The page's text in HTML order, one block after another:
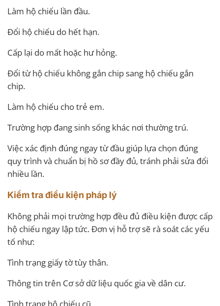
Làm hộ chiếu lần đầu.
Đổi hộ chiếu do hết hạn.
Cấp lại do mất hoặc hư hỏng.
Đổi từ hộ chiếu không gắn chip sang hộ chiếu gắn
chip.
Làm hộ chiếu cho trẻ em.
Trường hợp đang sinh sống khác nơi thường trú.
Việc xác định đúng ngay từ đầu giúp lựa chọn đúng
quy trình và chuẩn bị hồ sơ đầy đủ, tránh phải sửa đổi
nhiều lần.
Kiểm tra điều kiện pháp lý
Không phải mọi trường hợp đều đủ điều kiện được cấp
hộ chiếu ngay lập tức. Đơn vị hỗ trợ sẽ rà soát các yếu
tố như:
Tình trạng giấy tờ tùy thân.
Thông tin trên Cơ sở dữ liệu quốc gia về dân cư.